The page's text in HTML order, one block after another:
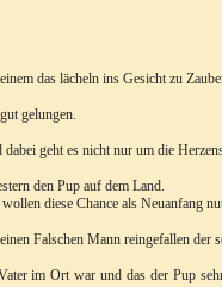
das lächeln ins Gesicht zu
gelungen.
geht es nicht nur um die
den Pup auf dem Land.
diese Chance als Neuanfang
Falschen Mann reingefallen der
im Ort war und das der Pup